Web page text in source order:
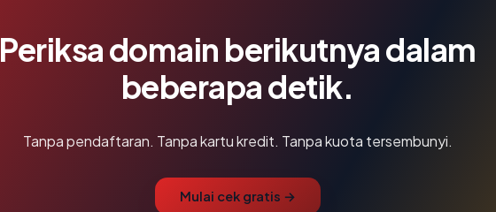
Periksa domain berikutnya dalam
beberapa detik.
Tanpa pendaftaran. Tanpa kartu kredit. Tanpa kuota tersembunyi.
Mulai cek gratis →